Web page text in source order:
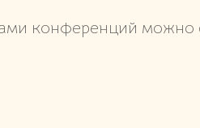
конференций можно